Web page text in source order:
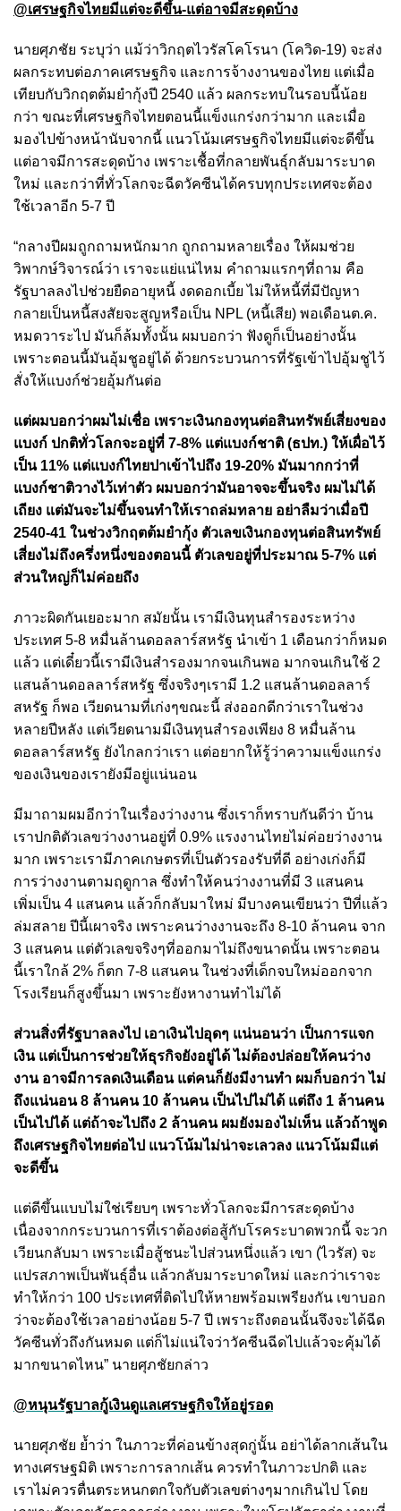
@เศรษฐกิจไทยมีแต่จะดีขึ้น-แต่อาจมีสะดุดบ้าง
นายศุภชัย ระบุว่า แม้ว่าวิกฤตไวรัสโคโรนา (โควิด-19) จะส่ง
ผลกระทบต่อภาคเศรษฐกิจ และการจ้างงานของไทย แต่เมื่อ
เทียบกับวิกฤตต้มยำกุ้งปี 2540 แล้ว ผลกระทบในรอบนี้น้อย
กว่า ขณะที่เศรษฐกิจไทยตอนนี้แข็งแกร่งกว่ามาก และเมื่อ
มองไปข้างหน้านับจากนี้ แนวโน้มเศรษฐกิจไทยมีแต่จะดีขึ้น
แต่อาจมีการสะดุดบ้าง เพราะเชื้อที่กลายพันธุ์กลับมาระบาด
ใหม่ และกว่าที่ทั่วโลกจะฉีดวัคซีนได้ครบทุกประเทศจะต้อง
ใช้เวลาอีก 5-7 ปี
“กลางปีผมถูกถามหนักมาก ถูกถามหลายเรื่อง ให้ผมช่วย
วิพากษ์วิจารณ์ว่า เราจะแย่แน่ไหม คำถามแรกๆที่ถาม คือ
รัฐบาลลงไปช่วยยืดอายุหนี้ งดดอกเบี้ย ไม่ให้หนี้ที่มีปัญหา
กลายเป็นหนี้สงสัยจะสูญหรือเป็น NPL (หนี้เสีย) พอเดือนต.ค.
หมดวาระไป มันก็ล้มทั้งนั้น ผมบอกว่า ฟังดูก็เป็นอย่างนั้น
เพราะตอนนี้มันอุ้มชูอยู่ได้ ด้วยกระบวนการที่รัฐเข้าไปอุ้มชูไว้
สั่งให้แบงก์ช่วยอุ้มกันต่อ
แต่ผมบอกว่าผมไม่เชื่อ เพราะเงินกองทุนต่อสินทรัพย์เสี่ยงของ
แบงก์ ปกติทั่วโลกจะอยู่ที่ 7-8% แต่แบงก์ชาติ (ธปท.) ให้เผื่อไว้
เป็น 11% แต่แบงก์ไทยปาเข้าไปถึง 19-20% มันมากกว่าที่
แบงก์ชาติวางไว้เท่าตัว ผมบอกว่ามันอาจจะขึ้นจริง ผมไม่ได้
เถียง แต่มันจะไม่ขึ้นจนทำให้เราถล่มทลาย อย่าลืมว่าเมื่อปี
2540-41 ในช่วงวิกฤตต้มยำกุ้ง ตัวเลขเงินกองทุนต่อสินทรัพย์
เสี่ยงไม่ถึงครึ่งหนึ่งของตอนนี้ ตัวเลขอยู่ที่ประมาณ 5-7% แต่
ส่วนใหญ่ก็ไม่ค่อยถึง
ภาวะผิดกันเยอะมาก สมัยนั้น เรามีเงินทุนสำรองระหว่าง
ประเทศ 5-8 หมื่นล้านดอลลาร์สหรัฐ นำเข้า 1 เดือนกว่าก็หมด
แล้ว แต่เดี๋ยวนี้เรามีเงินสำรองมากจนเกินพอ มากจนเกินใช้ 2
แสนล้านดอลลาร์สหรัฐ ซึ่งจริงๆเรามี 1.2 แสนล้านดอลลาร์
สหรัฐ ก็พอ เวียดนามที่เก่งๆขณะนี้ ส่งออกดีกว่าเราในช่วง
หลายปีหลัง แต่เวียดนามมีเงินทุนสำรองเพียง 8 หมื่นล้าน
ดอลลาร์สหรัฐ ยังไกลกว่าเรา แต่อยากให้รู้ว่าความแข็งแกร่ง
ของเงินของเรายังมีอยู่แน่นอน
มีมาถามผมอีกว่าในเรื่องว่างงาน ซึ่งเราก็ทราบกันดีว่า บ้าน
เราปกติตัวเลขว่างงานอยู่ที่ 0.9% แรงงานไทยไม่ค่อยว่างงาน
มาก เพราะเรามีภาคเกษตรที่เป็นตัวรองรับที่ดี อย่างเก่งก็มี
การว่างงานตามฤดูกาล ซึ่งทำให้คนว่างงานที่มี 3 แสนคน
เพิ่มเป็น 4 แสนคน แล้วก็กลับมาใหม่ มีบางคนเขียนว่า ปีที่แล้ว
ล่มสลาย ปีนี้เผาจริง เพราะคนว่างงานจะถึง 8-10 ล้านคน จาก
3 แสนคน แต่ตัวเลขจริงๆที่ออกมาไม่ถึงขนาดนั้น เพราะตอน
นี้เราใกล้ 2% ก็ตก 7-8 แสนคน ในช่วงที่เด็กจบใหม่ออกจาก
โรงเรียนก็สูงขึ้นมา เพราะยังหางานทำไม่ได้
ส่วนสิ่งที่รัฐบาลลงไป เอาเงินไปอุดๆ แน่นอนว่า เป็นการแจก
เงิน แต่เป็นการช่วยให้ธุรกิจยังอยู่ได้ ไม่ต้องปล่อยให้คนว่าง
งาน อาจมีการลดเงินเดือน แต่คนก็ยังมีงานทำ ผมก็บอกว่า ไม่
ถึงแน่นอน 8 ล้านคน 10 ล้านคน เป็นไปไม่ได้ แต่ถึง 1 ล้านคน
เป็นไปได้ แต่ถ้าจะไปถึง 2 ล้านคน ผมยังมองไม่เห็น แล้วถ้าพูด
ถึงเศรษฐกิจไทยต่อไป แนวโน้มไม่น่าจะเลวลง แนวโน้มมีแต่
จะดีขึ้น
แต่ดีขึ้นแบบไม่ใช่เรียบๆ เพราะทั่วโลกจะมีการสะดุดบ้าง
เนื่องจากกระบวนการที่เราต้องต่อสู้กับโรคระบาดพวกนี้ จะวก
เวียนกลับมา เพราะเมื่อสู้ชนะไปส่วนหนึ่งแล้ว เขา (ไวรัส) จะ
แปรสภาพเป็นพันธุ์อื่น แล้วกลับมาระบาดใหม่ และกว่าเราจะ
ทำให้กว่า 100 ประเทศที่ติดไปให้หายพร้อมเพรียงกัน เขาบอก
ว่าจะต้องใช้เวลาอย่างน้อย 5-7 ปี เพราะถึงตอนนั้นจึงจะได้ฉีด
วัคซีนทั่วถึงกันหมด แต่ก็ไม่แน่ใจว่าวัคซีนฉีดไปแล้วจะคุ้มได้
มากขนาดไหน” นายศุภชัยกล่าว
@หนุนรัฐบาลกู้เงินดูแลเศรษฐกิจให้อยู่รอด
นายศุภชัย ย้ำว่า ในภาวะที่ค่อนข้างสุดกู่นั้น อย่าได้ลากเส้นใน
ทางเศรษฐมิติ เพราะการลากเส้น ควรทำในภาวะปกติ และ
เราไม่ควรตื่นตระหนกตกใจกับตัวเลขต่างๆมากเกินไป โดย